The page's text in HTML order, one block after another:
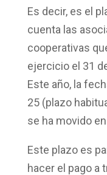
Es decir, es el
cuenta las
cooperativas
ejercicio el 31
Este año, la
25 (plazo
se ha movido
Este plazo es
hacer el pago a